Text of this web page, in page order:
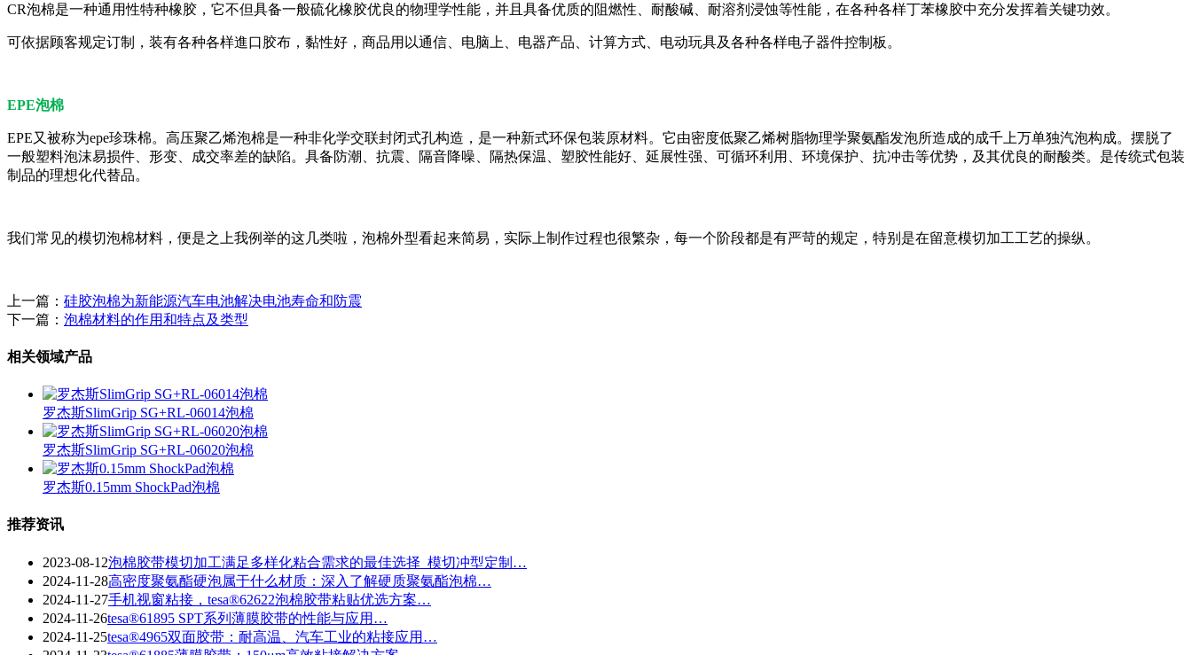
CR泡棉是一种通用性特种橡胶，它不但具备一般硫化橡胶优良的物理学性能，并且具备优质的阻燃性、耐酸碱、耐溶剂浸蚀等性能，在各种各样丁苯橡胶中充分发挥着关键功效。
可依据顾客规定订制，装有各种各样進口胶布，黏性好，商品用以通信、电脑上、电器产品、计算方式、电动玩具及各种各样电子器件控制板。
EPE泡棉
EPE又被称为epe珍珠棉。高压聚乙烯泡棉是一种非化学交联封闭式孔构造，是一种新式环保包装原材料。它由密度低聚乙烯树脂物理学聚氨酯发泡所造成的成千上万单独汽泡构成。摆脱了
一般塑料泡沫易损件、形变、成交率差的缺陷。具备防潮、抗震、隔音降噪、隔热保温、塑胶性能好、延展性强、可循环利用、环境保护、抗冲击等优势，及其优良的耐酸类。是传统式包装
制品的理想化代替品。
我们常见的模切泡棉材料，便是之上我例举的这几类啦，泡棉外型看起来简易，实际上制作过程也很繁杂，每一个阶段都是有严苛的规定，特别是在留意模切加工工艺的操纵。
上一篇： 硅胶泡棉为新能源汽车电池解决电池寿命和防震
下一篇： 泡棉材料的作用和特点及类型
相关领域产品
罗杰斯SlimGrip SG+RL-06014泡棉
罗杰斯SlimGrip SG+RL-06020泡棉
罗杰斯0.15mm ShockPad泡棉
推荐资讯
2023-08-12泡棉胶带模切加工满足多样化粘合需求的最佳选择_模切冲型定制…
2024-11-28​高密度聚氨酯硬泡属于什么材质：深入了解硬质聚氨酯泡棉…
2024-11-27手机视窗粘接，tesa®62622泡棉胶带粘贴优选方案…
2024-11-26tesa®61895 SPT系列薄膜胶带的性能与应用…
2024-11-25tesa®4965双面胶带：耐高温、汽车工业的粘接应用…